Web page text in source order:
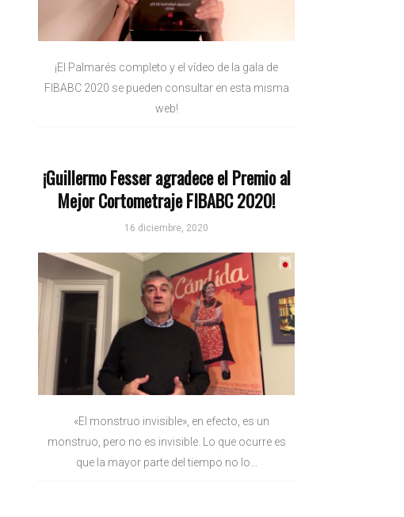
¡El Palmarés completo y el vídeo de la gala de
FIBABC 2020 se pueden consultar en esta misma
web!
¡Guillermo Fesser agradece el Premio al
Mejor Cortometraje FIBABC 2020!
16 diciembre, 2020
«El monstruo invisible», en efecto, es un
monstruo, pero no es invisible. Lo que ocurre es
que la mayor parte del tiempo no lo...